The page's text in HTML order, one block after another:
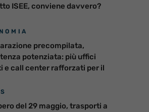
ISEE, conviene davvero?
precompilata,
potenziata: più uffici
e call center rafforzati per il
del 29 maggio, trasporti a